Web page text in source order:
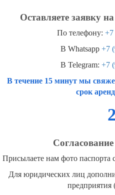
Оставляете заявку
По телефону: +7
В Whatsapp +7
В Telegram: +7
В течение 15 минут мы
срок
2
Присылаете нам фото паспорта
Для юридических лиц
предприятия